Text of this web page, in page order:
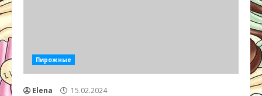
Пирожные
Elena 15.02.2024